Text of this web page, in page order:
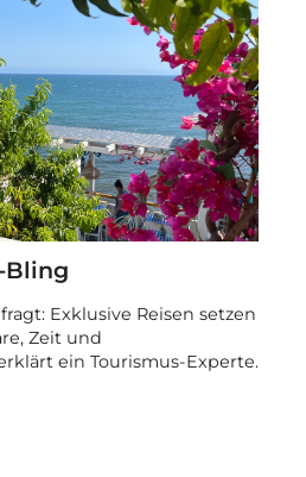
Bling
Exklusive Reisen setzen
Zeit und
ein Tourismus-Experte.